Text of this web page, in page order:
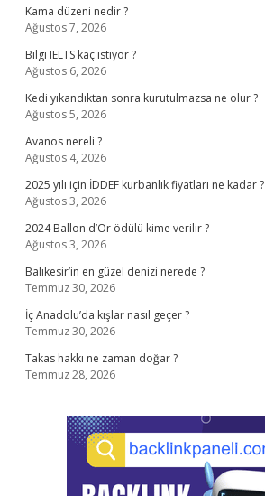
Kama düzeni nedir ?
Ağustos 7, 2026
Bilgi IELTS kaç istiyor ?
Ağustos 6, 2026
Kedi yıkandıktan sonra kurutulmazsa ne olur ?
Ağustos 5, 2026
Avanos nereli ?
Ağustos 4, 2026
2025 yılı için İDDEF kurbanlık fiyatları ne kadar ?
Ağustos 3, 2026
2024 Ballon d’Or ödülü kime verilir ?
Ağustos 3, 2026
Balıkesir’in en güzel denizi nerede ?
Temmuz 30, 2026
İç Anadolu’da kışlar nasıl geçer ?
Temmuz 30, 2026
Takas hakkı ne zaman doğar ?
Temmuz 28, 2026